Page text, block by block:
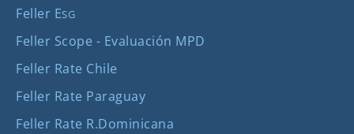
Feller ESG
Feller Scope - Evaluación MPD
Feller Rate Chile
Feller Rate Paraguay
Feller Rate R.Dominicana